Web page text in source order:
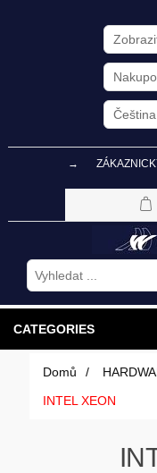
→
CATEGORIES
PC SESTAVY
Domů /
INTEL XEON